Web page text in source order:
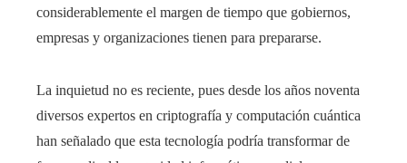
considerablemente el margen de tiempo que gobiernos,
empresas y organizaciones tienen para prepararse.
La inquietud no es reciente, pues desde los años noventa
diversos expertos en criptografía y computación cuántica
han señalado que esta tecnología podría transformar de